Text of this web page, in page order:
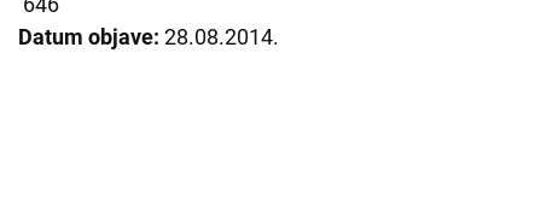
Datum objave: 28.08.2014.